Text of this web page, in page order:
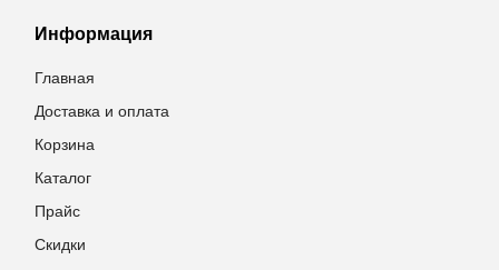
Информация
Главная
Доставка и оплата
Корзина
Каталог
Прайс
Скидки